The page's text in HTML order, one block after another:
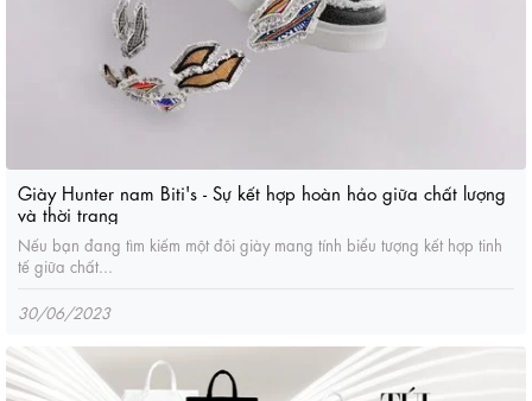
Giày Hunter nam Biti's - Sự kết hợp hoàn hảo giữa chất lượng
và thời trang
Nếu bạn đang tìm kiếm một đôi giày mang tính biểu tượng kết hợp tinh
tế giữa chất...
30/06/2023